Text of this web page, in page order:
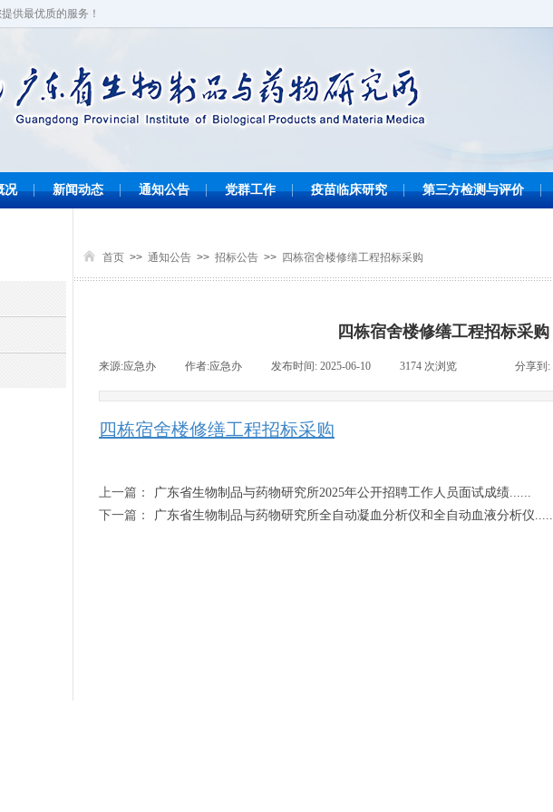
供最优质的服务！
况 新闻动态 通知公告 党群工作 疫苗临床研究 第三方检测与评价
首页 >> 通知公告 >> 招标公告 >> 四栋宿舍楼修缮工程招标采购
四栋宿舍楼修缮工程招标采购
来源:应急办 作者:应急办 发布时间: 2025-06-10 3174 次浏览 分享到:
四栋宿舍楼修缮工程招标采购
上一篇：
广东省生物制品与药物研究所2025年公开招聘工作人员面试成绩......
下一篇：
广东省生物制品与药物研究所全自动凝血分析仪和全自动血液分析仪